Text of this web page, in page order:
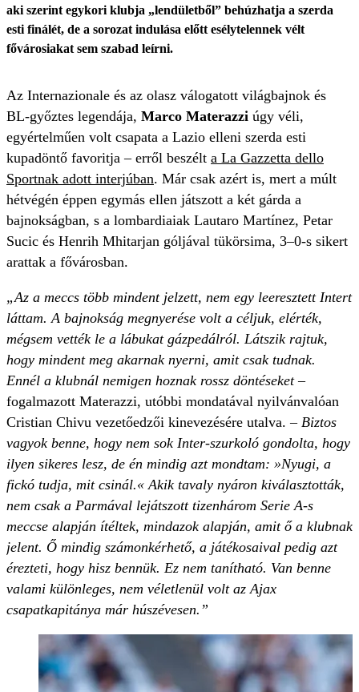
aki szerint egykori klubja „lendületből” behúzhatja a szerda
esti finálét, de a sorozat indulása előtt esélytelennek vélt
fővárosiakat sem szabad leírni.
Az Internazionale és az olasz válogatott világbajnok és
BL-győztes legendája, Marco Materazzi úgy véli,
egyértelműen volt csapata a Lazio elleni szerda esti
kupadöntő favoritja – erről beszélt a La Gazzetta dello
Sportnak adott interjúban. Már csak azért is, mert a múlt
hétvégén éppen egymás ellen játszott a két gárda a
bajnokságban, s a lombardiaiak Lautaro Martínez, Petar
Sucic és Henrih Mhitarjan góljával tükörsima, 3–0-s sikert
arattak a fővárosban.
„Az a meccs több mindent jelzett, nem egy leeresztett Intert
láttam. A bajnokság megnyerése volt a céljuk, elérték,
mégsem vették le a lábukat gázpedálról. Látszik rajtuk,
hogy mindent meg akarnak nyerni, amit csak tudnak.
Ennél a klubnál nemigen hoznak rossz döntéseket –
fogalmazott Materazzi, utóbbi mondatával nyilvánvalóan
Cristian Chivu vezetőedzői kinevezésére utalva. – Biztos
vagyok benne, hogy nem sok Inter-szurkoló gondolta, hogy
ilyen sikeres lesz, de én mindig azt mondtam: »Nyugi, a
fickó tudja, mit csinál.« Akik tavaly nyáron kiválasztották,
nem csak a Parmával lejátszott tizenhárom Serie A-s
meccse alapján ítéltek, mindazok alapján, amit ő a klubnak
jelent. Ő mindig számonkérhető, a játékosaival pedig azt
érezteti, hogy hisz bennük. Ez nem tanítható. Van benne
valami különleges, nem véletlenül volt az Ajax
csapatkapitánya már húszévesen.”